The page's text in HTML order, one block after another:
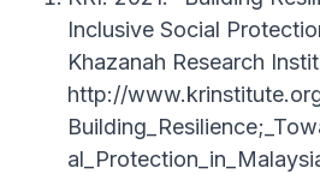
Inclusive Social
Khazanah Research
http://